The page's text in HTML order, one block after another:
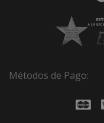
Métodos de Pago: